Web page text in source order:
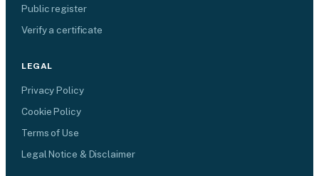
Public register
Verify a certificate
LEGAL
Privacy Policy
Cookie Policy
Terms of Use
Legal Notice & Disclaimer